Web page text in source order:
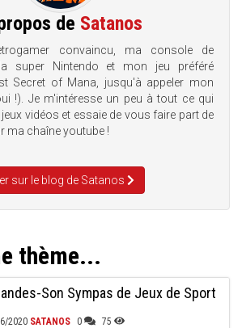
de Satanos
convaincu, ma console de
super Nintendo et mon jeu préféré
Secret of Mana, jusqu'à appeler mon
!). Je m'intéresse un peu à tout ce qui
vidéos et essaie de vous faire part de
ma chaîne youtube !
sur le blog de Satanos
thème...
Son Sympas de Jeux de Sport
2020 SATANOS 0 75